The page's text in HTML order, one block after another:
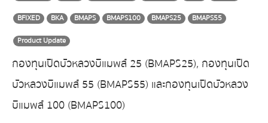
BFIXED
BKA BMAPS BMAPS100 BMAPS25
BMAPS55
Product Update
กองทุนเปิดบัวหลวงบีแมพส์ 25 (BMAPS25), กองทุนเปิด
บัวหลวงบีแมพส์ 55 (BMAPS55) และกองทุนเปิดบัวหลวง
บีแมพส์ 100 (BMAPS100)